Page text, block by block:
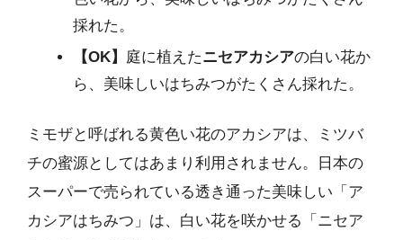
採れた。
【OK】
庭に植えたニセアカシアの白い花か
ら、美味しいはちみつがたくさん採れた。
ミモザと呼ばれる黄色い花のアカシアは、ミツバ
チの蜜源としてはあまり利用されません。日本の
スーパーで売られている透き通った美味しい「ア
カシアはちみつ」は、白い花を咲かせる「ニセア